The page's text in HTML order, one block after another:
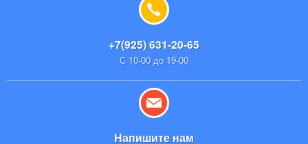
+7(925) 631-20-65
С 10-00 до 19-00
Напишите нам